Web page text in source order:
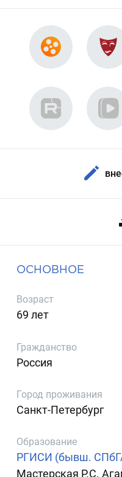
ОСНОВНОЕ
Возраст
69 лет
Гражданство
Россия
Город проживания
Санкт-Петербург
Образование
РГИСИ (бывш.
Мастерская Р.С.